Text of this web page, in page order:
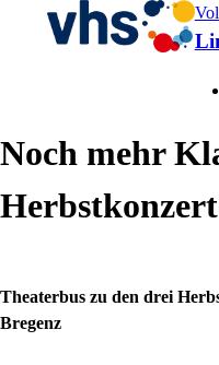
Noch mehr
Theaterbus zu den drei
Bregenz